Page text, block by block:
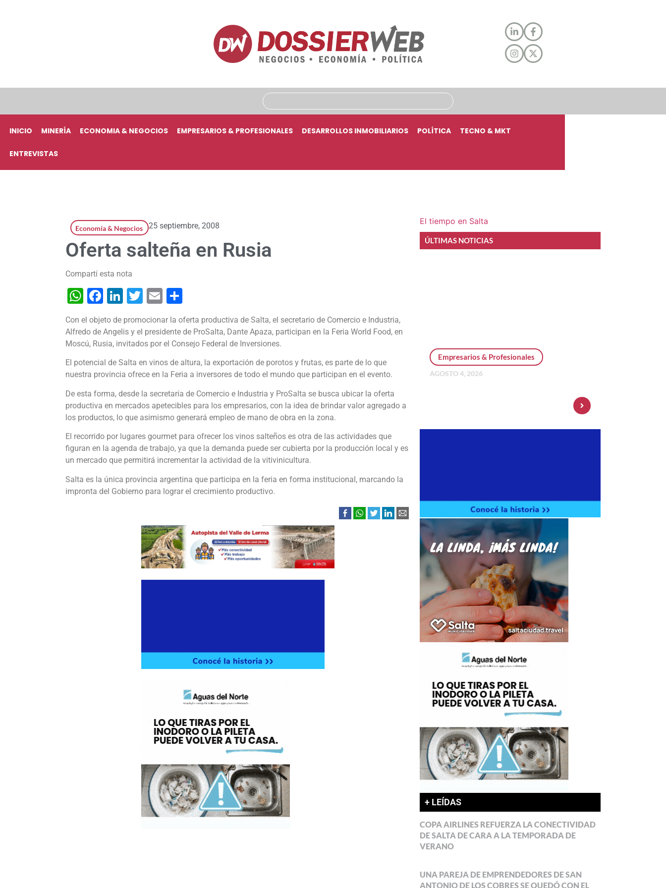
INICIO MINERÍA ECONOMIA & NEGOCIOS EMPRESARIOS & PROFESIONALES DESARROLLOS INMOBILIARIOS POLÍTICA TECNO & MKT
ENTREVISTAS
Economía & Negocios 25 septiembre, 2008
Oferta salteña en Rusia
Compartí esta nota
WhatsApp
Facebook
LinkedIn
Twitter
Email
Con el objeto de promocionar la oferta productiva de Salta, el secretario de Comercio e Industria,
Alfredo de Angelis y el presidente de ProSalta, Dante Apaza, participan en la Feria World Food, en
Moscú, Rusia, invitados por el Consejo Federal de Inversiones.
El potencial de Salta en vinos de altura, la exportación de porotos y frutas, es parte de lo que
nuestra provincia ofrece en la Feria a inversores de todo el mundo que participan en el evento.
De esta forma, desde la secretaría de Comercio e Industria y ProSalta se busca ubicar la oferta
productiva en mercados apetecibles para los empresarios, con la idea de brindar valor agregado a
los productos, lo que asimismo generará empleo de mano de obra en la zona.
El recorrido por lugares gourmet para ofrecer los vinos salteños es otra de las actividades que
figuran en la agenda de trabajo, ya que la demanda puede ser cubierta por la producción local y es
un mercado que permitirá incrementar la actividad de la vitivinicultura.
Salta es la única provincia argentina que participa en la feria en forma institucional, marcando la
impronta del Gobierno para lograr el crecimiento productivo.
El tiempo en Salta
ÚLTIMAS NOTICIAS
Empresarios & Profesionales
AGOSTO 4, 2026
+ LEÍDAS
COPA AIRLINES REFUERZA LA CONECTIVIDAD
DE SALTA DE CARA A LA TEMPORADA DE
VERANO
UNA PAREJA DE EMPRENDEDORES DE SAN
ANTONIO DE LOS COBRES SE QUEDÓ CON EL